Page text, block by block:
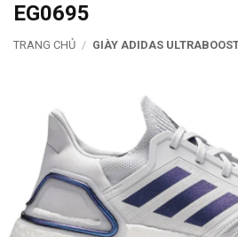
EG0695
TRANG CHỦ / GIÀY ADIDAS